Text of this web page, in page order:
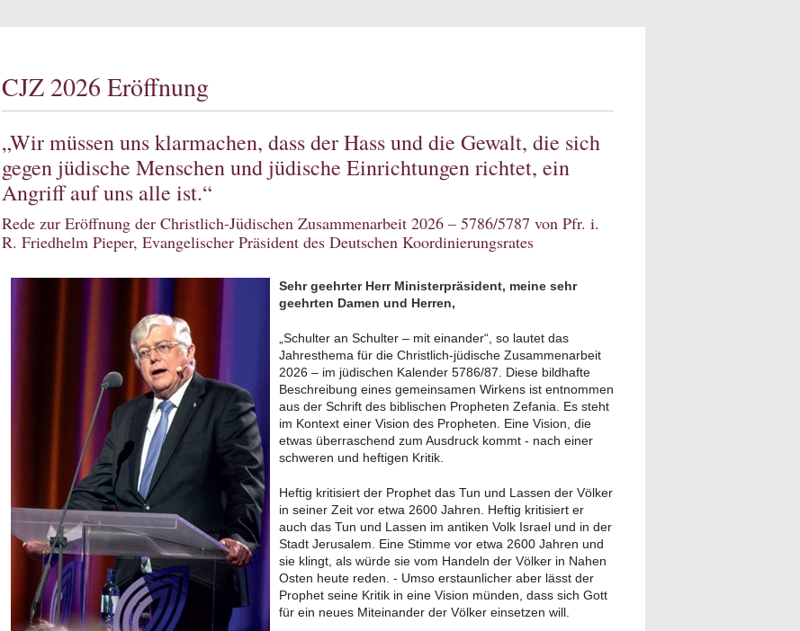
CJZ 2026 Eröffnung
„Wir müssen uns klarmachen, dass der Hass und die Gewalt, die sich
gegen jüdische Menschen und jüdische Einrichtungen richtet, ein
Angriff auf uns alle ist.“
Rede zur Eröffnung der Christlich-Jüdischen Zusammenarbeit 2026 – 5786/5787 von Pfr. i.
R. Friedhelm Pieper, Evangelischer Präsident des Deutschen Koordinierungsrates
Sehr geehrter Herr Ministerpräsident, meine sehr
geehrten Damen und Herren,
„Schulter an Schulter – mit einander“, so lautet das
Jahresthema für die Christlich-jüdische Zusammenarbeit
2026 – im jüdischen Kalender 5786/87. Diese bildhafte
Beschreibung eines gemeinsamen Wirkens ist entnommen
aus der Schrift des biblischen Propheten Zefania. Es steht
im Kontext einer Vision des Propheten. Eine Vision, die
etwas überraschend zum Ausdruck kommt - nach einer
schweren und heftigen Kritik.
Heftig kritisiert der Prophet das Tun und Lassen der Völker
in seiner Zeit vor etwa 2600 Jahren. Heftig kritisiert er
auch das Tun und Lassen im antiken Volk Israel und in der
Stadt Jerusalem. Eine Stimme vor etwa 2600 Jahren und
sie klingt, als würde sie vom Handeln der Völker in Nahen
Osten heute reden. - Umso erstaunlicher aber lässt der
Prophet seine Kritik in eine Vision münden, dass sich Gott
für ein neues Miteinander der Völker einsetzen will.